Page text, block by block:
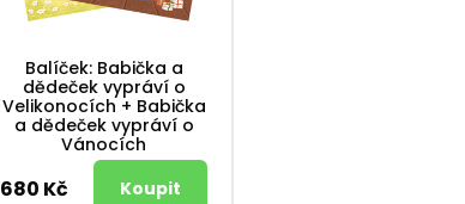
Balíček: Babička a
dědeček vypráví o
Velikonocích + Babička
a dědeček vypráví o
Vánocích
680 Kč